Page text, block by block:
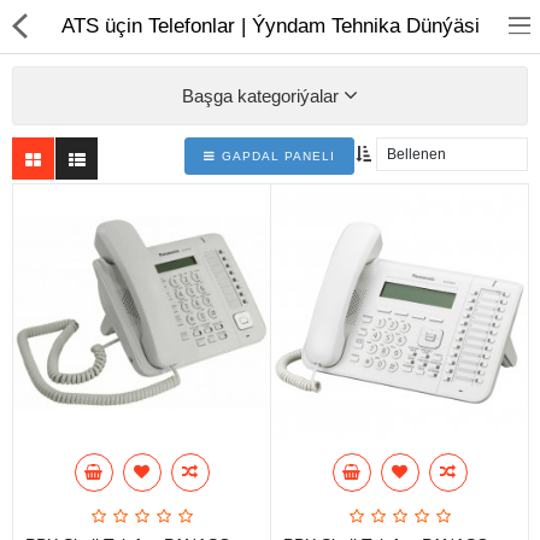
Monobloklar
Kompýuter düzüjiler
Kompýuter aksesuarlary
Printerler
ATS üçin Telefonlar | Ýyndam Tehnika Dünýäsi
Başga kategoriýalar
GAPDAL PANELI